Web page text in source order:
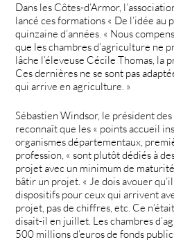
Dans les Côtes-d’Armor,
lancé ces formations « De l’idée au
quinzaine d’années. « Nous
que les chambres d’agriculture ne
lâche l’éleveuse Cécile Thomas, la
Ces dernières ne se sont pas
qui arrive en agriculture. »
Sébastien Windsor, le président
reconnaît que les « points accueil
organismes départementaux,
profession, « sont plutôt dédiés à
projet avec un minimum de maturité
bâtir un projet. « Je dois avouer qu’il
dispositifs pour ceux qui arrivent
projet, pas de chiffres, etc. Ce
disait-il en juillet. Les chambres
500 millions d’euros de fonds